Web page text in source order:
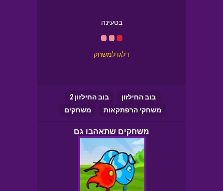
בטעינה
דלגו למשחק
בוב החילזון
בוב החילזון 2
משחקי הרפתקאות
משחקים
משחקים שתאהבו גם